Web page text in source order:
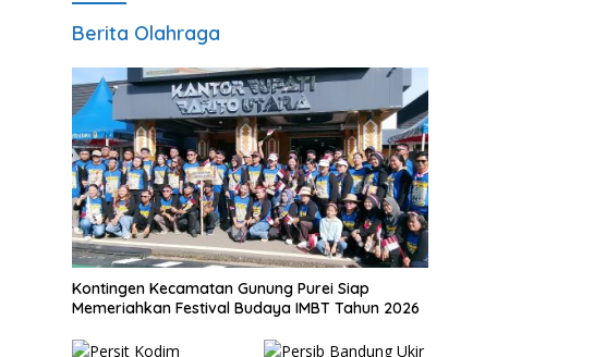
Berita Olahraga
Kontingen Kecamatan Gunung Purei Siap
Memeriahkan Festival Budaya IMBT Tahun 2026